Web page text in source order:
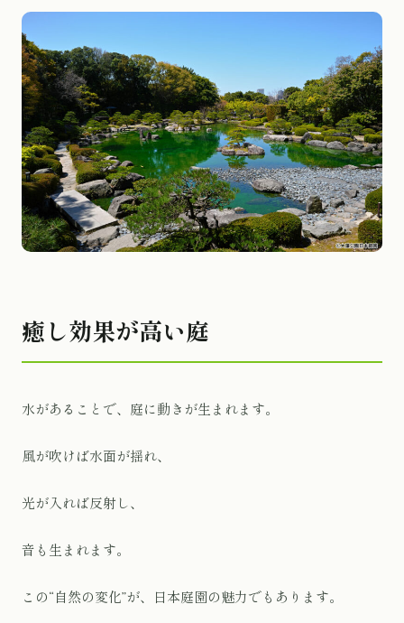
癒し効果が高い庭
水があることで、庭に動きが生まれます。
風が吹けば水面が揺れ、
光が入れば反射し、
音も生まれます。
この“自然の変化”が、日本庭園の魅力でもあります。